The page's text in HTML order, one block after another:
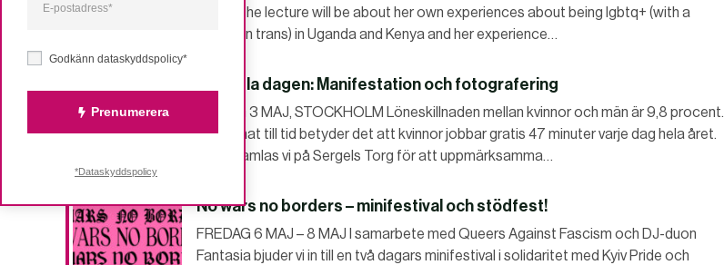
Page! The lecture will be about her own experiences about being lgbtq+ (with a
focus on trans) in Uganda and Kenya and her experience…
Lön hela dagen: Manifestation och fotografering
TISDAG 3 MAJ, STOCKHOLM Löneskillnaden mellan kvinnor och män är 9,8 procent.
Omräknat till tid betyder det att kvinnor jobbar gratis 47 minuter varje dag hela året.
3 maj samlas vi på Sergels Torg för att uppmärksamma…
No wars no borders – minifestival och stödfest!
FREDAG 6 MAJ – 8 MAJ I samarbete med Queers Against Fascism och DJ-duon
Fantasia bjuder vi in till en två dagars minifestival i solidaritet med Kyiv Pride och
Godkänn dataskyddspolicy*
Prenumerera
*Dataskyddspolicy